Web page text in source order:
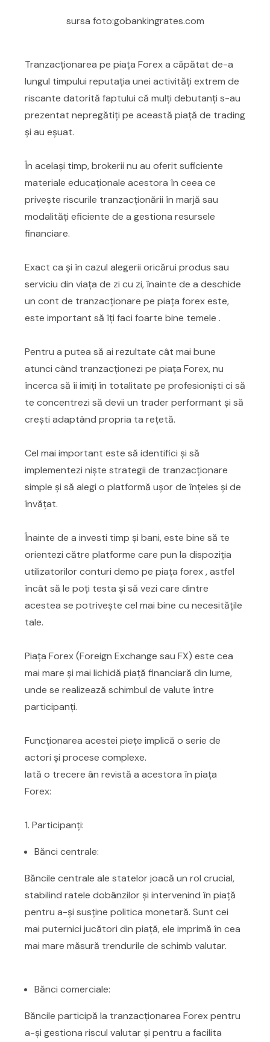
sursa foto:gobankingrates.com
Tranzacționarea pe piața Forex a căpătat de-a
lungul timpului reputația unei activități extrem de
riscante datorită faptului că mulți debutanți s-au
prezentat nepregătiți pe această piață de trading
și au eșuat.
În același timp, brokerii nu au oferit suficiente
materiale educaționale acestora în ceea ce
privește riscurile tranzacționării în marjă sau
modalități eficiente de a gestiona resursele
financiare.
Exact ca și în cazul alegerii oricărui produs sau
serviciu din viața de zi cu zi, înainte de a deschide
un cont de tranzacționare pe piața forex este,
este important să îți faci foarte bine temele .
Pentru a putea să ai rezultate cât mai bune
atunci când tranzacționezi pe piața Forex, nu
încerca să îi imiți în totalitate pe profesioniști ci să
te concentrezi să devii un trader performant și să
crești adaptând propria ta rețetă.
Cel mai important este să identifici și să
implementezi niște strategii de tranzacționare
simple și să alegi o platformă ușor de înțeles și de
învățat.
Înainte de a investi timp și bani, este bine să te
orientezi către platforme care pun la dispoziția
utilizatorilor conturi demo pe piața forex , astfel
încât să le poți testa și să vezi care dintre
acestea se potrivește cel mai bine cu necesitățile
tale.
Piața Forex (Foreign Exchange sau FX) este cea
mai mare și mai lichidă piață financiară din lume,
unde se realizează schimbul de valute între
participanți.
Funcționarea acestei piețe implică o serie de
actori și procese complexe.
Iată o trecere ân revistă a acestora în piața
Forex:
1. Participanți:
Bănci centrale:
Băncile centrale ale statelor joacă un rol crucial,
stabilind ratele dobânzilor și intervenind în piață
pentru a-și susține politica monetară. Sunt cei
mai puternici jucători din piață, ele imprimă în cea
mai mare măsură trendurile de schimb valutar.
Bănci comerciale:
Băncile participă la tranzacționarea Forex pentru
a-și gestiona riscul valutar și pentru a facilita